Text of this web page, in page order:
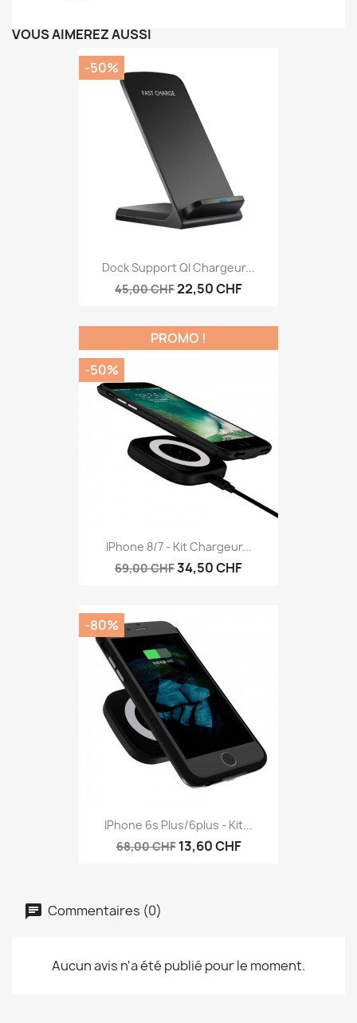
VOUS AIMEREZ AUSSI
Dock Support QI Chargeur...
45,00 CHF22,50 CHF
-50%
IPhone 8/7 - Kit Chargeur...
69,00 CHF34,50 CHF
PROMO !
-50%
IPhone 6s Plus/6plus - Kit...
68,00 CHF 13,60 CHF
-80%
Commentaires (0)
Aucun avis n'a été publié pour le moment.